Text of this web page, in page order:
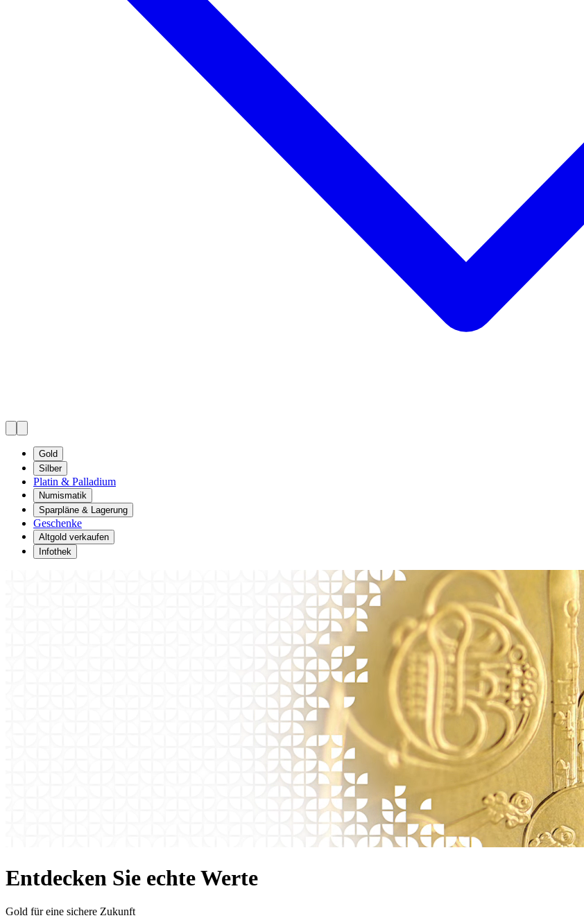
Gold
Silber
Platin & Palladium
Numismatik
Sparpläne & Lagerung
Geschenke
Altgold verkaufen
Infothek
Entdecken Sie echte Werte
Gold für eine sichere Zukunft